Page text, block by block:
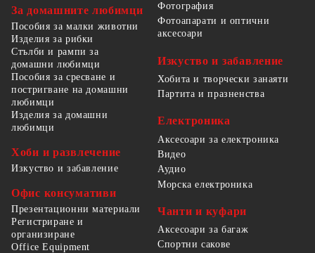
За домашните любимци
Пособия за малки животни
Изделия за рибки
Стълби и рампи за
домашни любимци
Пособия за сресване и
постригване на домашни
любимци
Изделия за домашни
любимци
Хоби и развлечение
Изкуство и забавление
Офис консумативи
Презентационни материали
Регистриране и
организиране
Office Equipment
Фотография
Фотоапарати и оптични
аксесоари
Изкуство и забавление
Хобита и творчески занаяти
Партита и празненства
Електроника
Аксесоари за електроника
Видео
Аудио
Морска електроника
Чанти и куфари
Аксесоари за багаж
Спортни сакове